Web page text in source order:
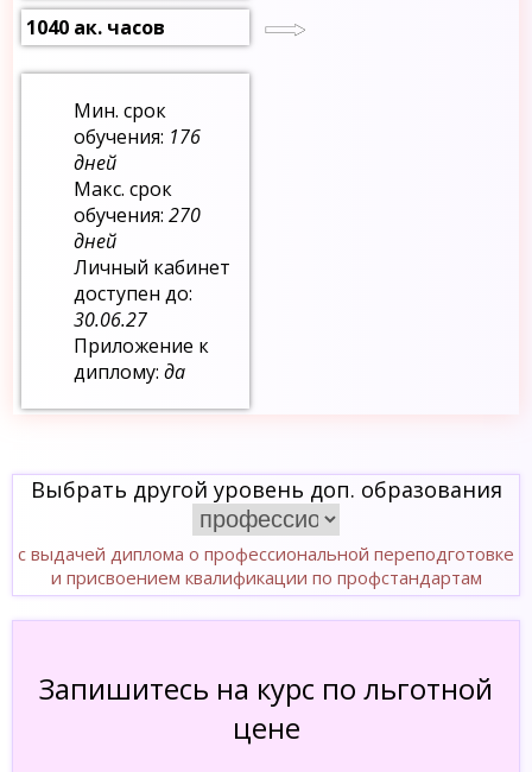
1040 ак. часов
Мин. срок
обучения: 176
дней
Макс. срок
обучения:270
дней
Личный кабинет
доступен до:
30.06.27
Приложение к
диплому:да
Выбрать другой уровень доп. образования
с выдачей диплома о профессиональной переподготовке
и присвоением квалификации по профстандартам
Запишитесь на курс по льготной
цене